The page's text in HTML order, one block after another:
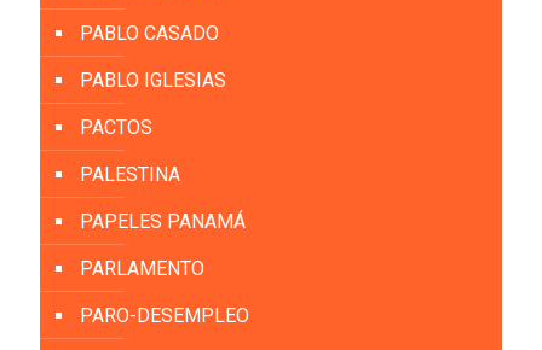
PABLO CASADO
PABLO IGLESIAS
PACTOS
PALESTINA
PAPELES PANAMÁ
PARLAMENTO
PARO-DESEMPLEO